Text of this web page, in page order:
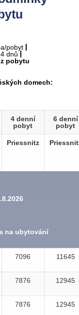
pobyt
dnů
pobytu
domech:
4 denní
pobyt
6 denní
pobyt
Priessnitz
na ubytování
7096 11645
7876 12945
7876 12945